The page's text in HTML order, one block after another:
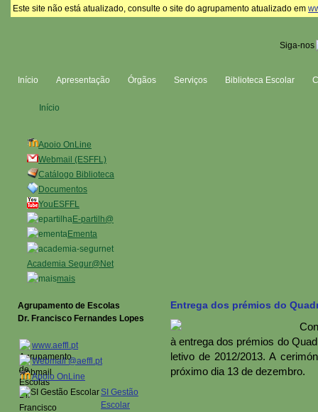
Este site não está atualizado, consulte o site do agrupamento atualizado em
Siga-nos
Início Apresentação Órgãos Serviços Biblioteca Escolar
Apoio OnLine
Webmail (ESFFL)
Catálogo Biblioteca
Documentos
YouESFFL
E-partilh@
Ementa
Academia Segur@Net
mais
Início
Entrega dos prémios do
à entrega dos prémios do
letivo de 2012/2013. A
próximo dia 13 de dezembro.
Agrupamento de Escolas
Dr. Francisco Fernandes Lopes
www.aeffl.pt
Webmail @aeffl.pt
Apoio OnLine
SI Gestão
Escolar